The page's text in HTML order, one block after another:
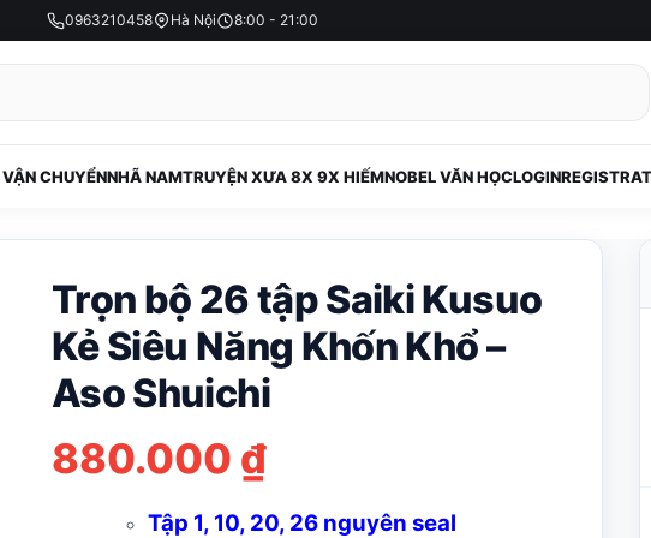
0963210458 Hà Nội 8:00 - 21:00
CHUYỂNNHÃ NAMTRUYỆN XƯA 8X 9X HIẾMNOBEL VĂN HỌCLOGIN
Trọn bộ 26 tập Saiki Kusuo
Kẻ Siêu Năng Khốn Khổ –
Aso Shuichi
880.000 ₫
Tập 1, 10, 20, 26 nguyên seal